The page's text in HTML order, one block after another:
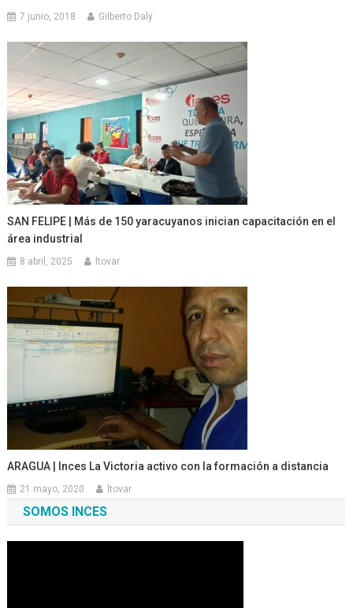
7 junio, 2018 Gilberto Daly
SAN FELIPE | Más de 150 yaracuyanos inician capacitación en el
área industrial
8 abril, 2025 ltovar
ARAGUA | Inces La Victoria activo con la formación a distancia
21 mayo, 2020 ltovar
SOMOS INCES